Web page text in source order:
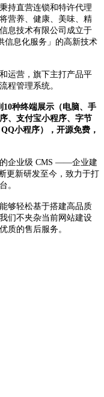
持直营连锁和特许代理
营养、健康、美味、精
息技术有限公司成立于
信息化服务」的高新技术
运营，旗下主打产品平
程管理系统。
种终端展示（电脑、手
、支付宝小程序、字节
小程序），开源免费，
企业级 CMS ——企业建
更新研发至今，致力于打
。
够轻松基于搭建高品质
们不夹杂当前网站建设
质的售后服务。